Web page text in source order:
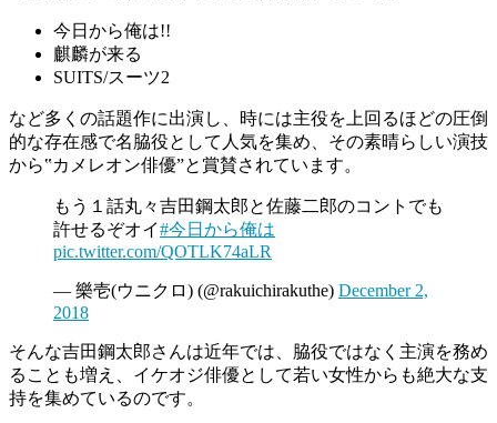
今日から俺は!!
麒麟が来る
SUITS/スーツ2
など多くの話題作に出演し、時には主役を上回るほどの圧倒
的な存在感で名脇役として人気を集め、その素晴らしい演技
から‟カメレオン俳優”と賞賛されています。
もう１話丸々吉田鋼太郎と佐藤二郎のコントでも
許せるぞオイ#今日から俺は
pic.twitter.com/QOTLK74aLR
— 樂壱(ウニクロ) (@rakuichirakuthe) December 2,
2018
そんな吉田鋼太郎さんは近年では、脇役ではなく主演を務め
ることも増え、イケオジ俳優として若い女性からも絶大な支
持を集めているのです。